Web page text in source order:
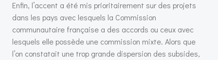
Enfin, l’accent a été mis prioritairement sur des projets
dans les pays avec lesquels la Commission
communautaire française a des accords ou ceux avec
lesquels elle possède une commission mixte. Alors que
l’on constatait une trop grande dispersion des subsides,